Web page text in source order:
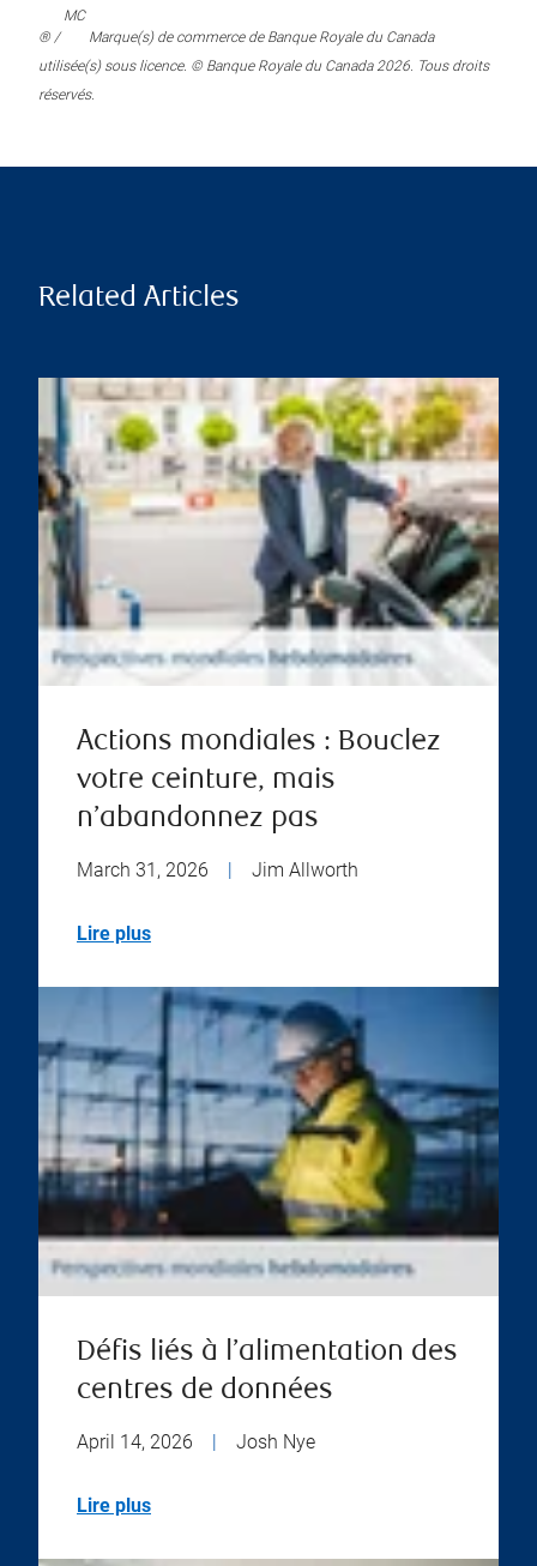
® /
MC
Marque(s) de commerce de Banque Royale du Canada
utilisée(s) sous licence. © Banque Royale du Canada 2026. Tous droits
réservés.
Related Articles
Actions mondiales : Bouclez
votre ceinture, mais
n’abandonnez pas
March 31, 2026 Jim Allworth
Lire plus
Défis liés à l’alimentation des
centres de données
April 14, 2026 | Josh Nye
Lire plus